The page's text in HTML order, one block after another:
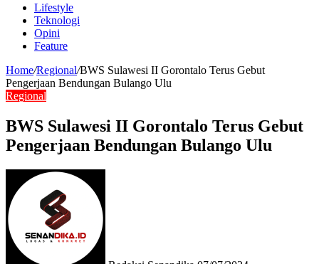
Lifestyle
Teknologi
Opini
Feature
Home/Regional/BWS Sulawesi II Gorontalo Terus Gebut
Pengerjaan Bendungan Bulango Ulu
Regional
BWS Sulawesi II Gorontalo Terus Gebut
Pengerjaan Bendungan Bulango Ulu